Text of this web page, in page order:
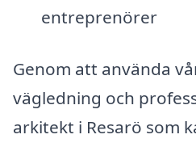
entreprenörer
Genom att använda
vägledning och
arkitekt i Resarö som